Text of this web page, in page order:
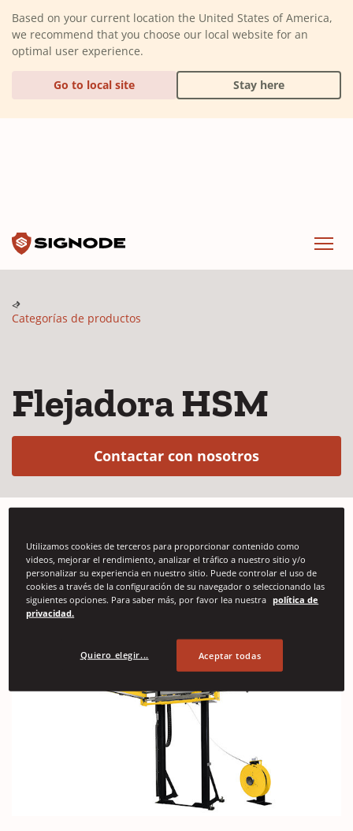
Based on your current location the United States of America,
we recommend that you choose our local website for an
optimal user experience.
Go to local site Stay here
Categorías de productos
Flejadora HSM
Contactar con nosotros(Opens in a
La flejadora Signode HSM es la última
generación de flejadoras horizontales.
Utilizamos cookies de terceros para proporcionar contenido como
videos, mejorar el rendimiento, analizar el tráfico a nuestro sitio y/o
personalizar su experiencia en nuestro sitio. Puede controlar el uso de
cookies a través de la configuración de su navegador o seleccionando las
siguientes opciones. Para saber más, por favor lea nuestra política de
privacidad.
Quiero elegir... Aceptar todas